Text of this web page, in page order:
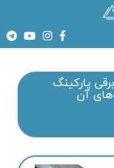
پارکینگ
آن